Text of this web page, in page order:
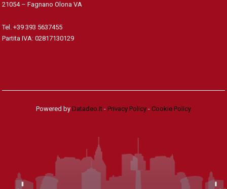
21054 – Fagnano Olona VA
Tel. +39 393 5637455
Partita IVA: 02817130129
Powered by Datadeo.it - Privacy Policy - Cookie Policy